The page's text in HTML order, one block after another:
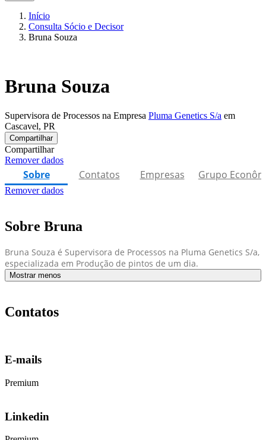
Início
Consulta Sócio e Decisor
Bruna Souza
Bruna Souza
Supervisora de Processos na Empresa Pluma Genetics S/a em
Cascavel, PR
Compartilhar
Compartilhar
Remover dados
Sobre Contatos Empresas Grupo
Remover dados
Sobre Bruna
Bruna Souza é Supervisora de Processos na Pluma Genetics S/a,
especializada em Produção de pintos de um dia.
Mostrar menos
Contatos
E-mails
Premium
Linkedin